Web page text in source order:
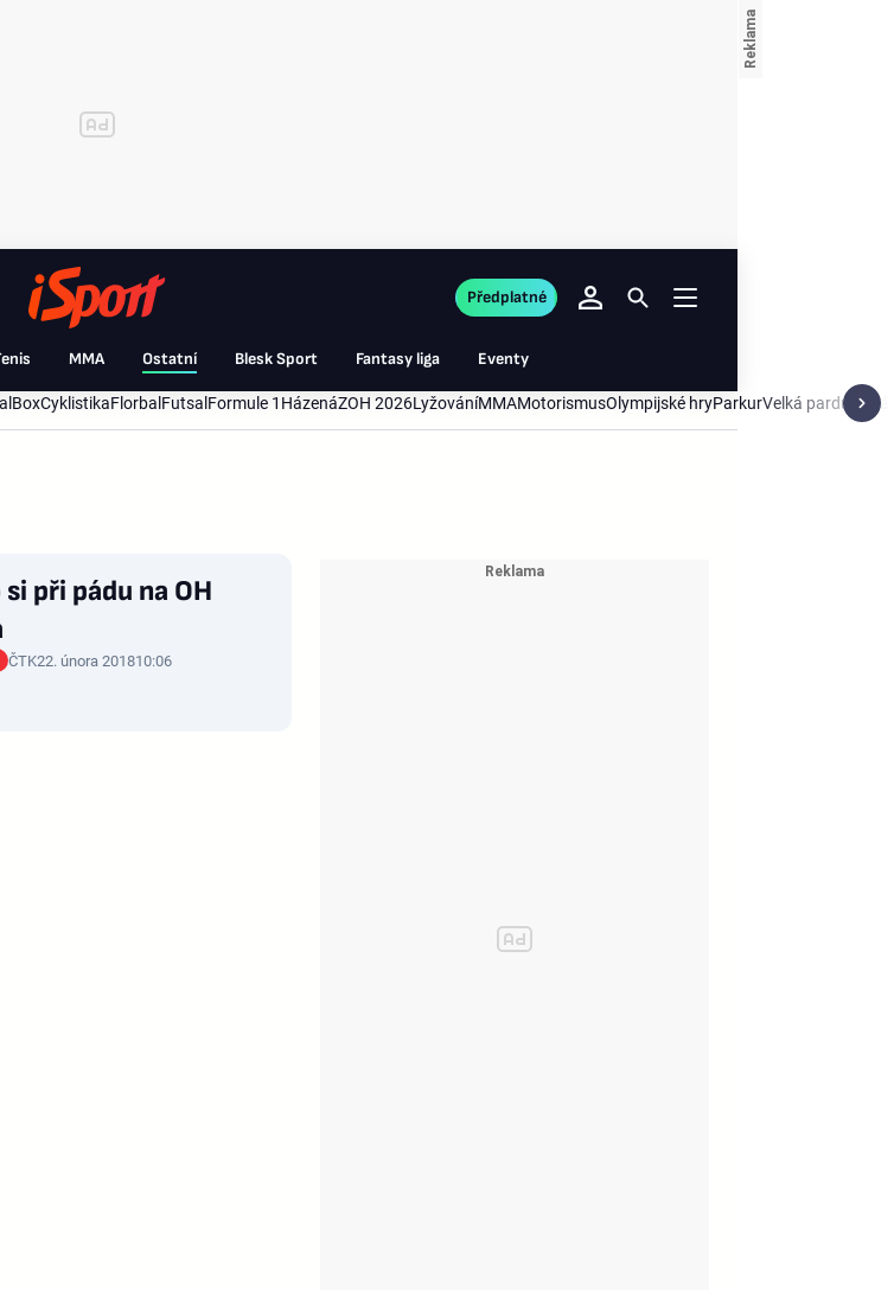
MMA Ostatní Blesk Sport Fantasy liga Eventy
Předplatné
BoxCyklistikaFlorbal Futsal Formule 1 HázenáZOH 2026LyžováníMMAMotorismusOlympijské hryParkurVelká pardubická
při pádu na OH
ČTK22. února 201810:06